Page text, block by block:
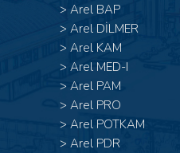
> Arel BAP
> Arel DİLMER
> Arel KAM
> Arel MED-I
> Arel PAM
> Arel PRO
> Arel POTKAM
> Arel PDR